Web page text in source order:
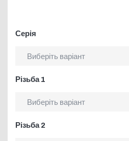
Серія
Різьба 1
Різьба 2